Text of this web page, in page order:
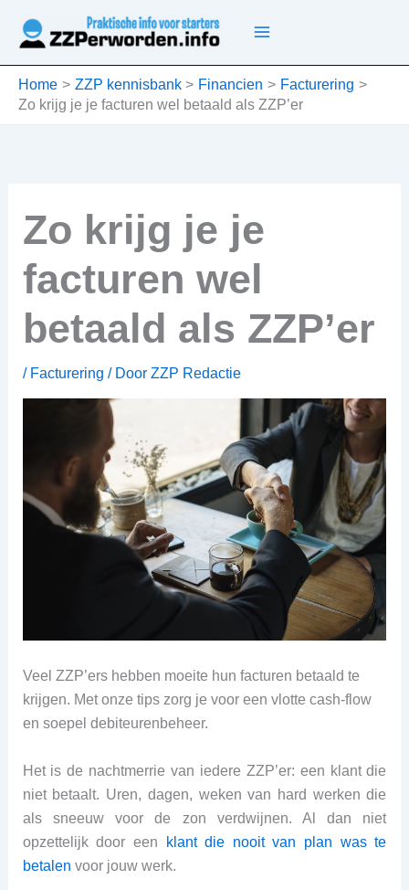
naar
inhoud
Home ZZP kennisbank Financien
Facturering
Zo krijg je je facturen wel betaald als ZZP’er
Zo krijg je je
facturen wel
betaald als ZZP’er
/ Facturering / Door ZZP Redactie
Veel ZZP’ers hebben moeite hun facturen betaald te
krijgen. Met onze tips zorg je voor een vlotte cash-flow
en soepel debiteurenbeheer.
Het is de nachtmerrie van iedere ZZP’er: een klant die
niet betaalt. Uren, dagen, weken van hard werken die
als sneeuw voor de zon verdwijnen. Al dan niet
opzettelijk door een
klant die nooit van plan was te
betalen voor jouw werk.